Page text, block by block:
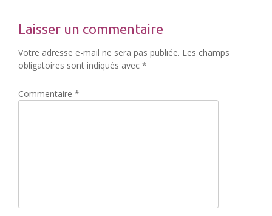
Laisser un commentaire
Votre adresse e-mail ne sera pas publiée. Les champs
obligatoires sont indiqués avec *
Commentaire *